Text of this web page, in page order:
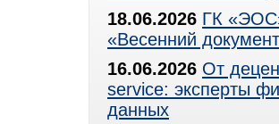
18.06.2026 ГК
«Весенний
16.06.2026 От
service: эксперты
данных